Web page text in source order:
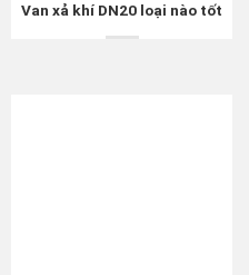
Van xả khí DN20 loại nào tốt